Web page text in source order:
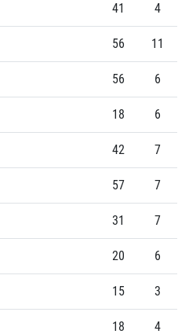
41 4
56 11
56 6
18 6
42 7
57 7
31 7
20 6
15 3
18 4